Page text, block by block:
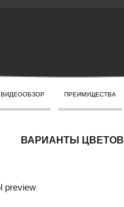
ВИДЕООБЗОР ПРЕИМУЩЕСТВА
ВАРИАНТЫ ЦВЕТОВ